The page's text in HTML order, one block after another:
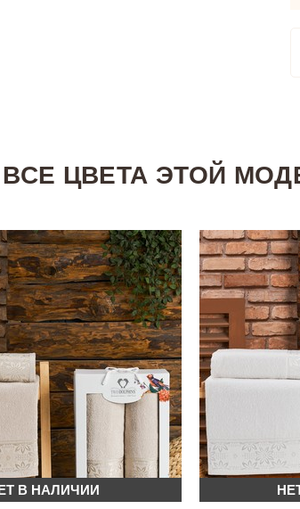
ВСЕ ЦВЕТА ЭТОЙ
В НАЛИЧИИ